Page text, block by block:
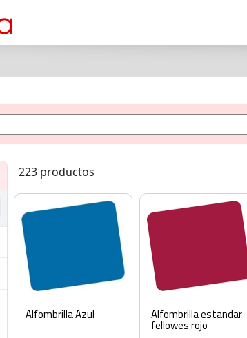
223 productos
Alfombrilla Azul Alfombrilla estandar
fellowes rojo